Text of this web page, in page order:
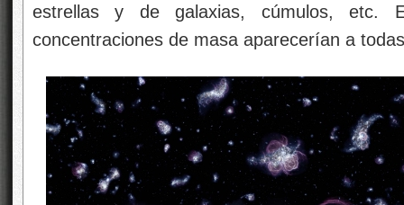
estrellas y de galaxias, cúmulos, etc.
concentraciones de masa aparecerían a